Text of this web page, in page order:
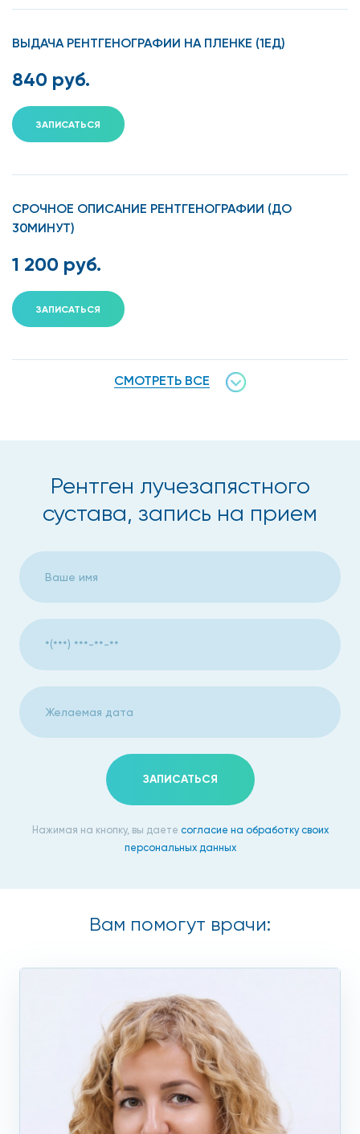
ВЫДАЧА РЕНТГЕНОГРАФИИ НА ПЛЕНКЕ (1ЕД)
840 руб.
ЗАПИСАТЬСЯ
СРОЧНОЕ ОПИСАНИЕ РЕНТГЕНОГРАФИИ (ДО
30МИНУТ)
1 200 руб.
ЗАПИСАТЬСЯ
СМОТРЕТЬ ВСЕ
Рентген лучезапястного
сустава, запись на прием
ЗАПИСАТЬСЯ
Нажимая на кнопку, вы даете согласие на обработку своих
персональных данных
Вам помогут врачи: